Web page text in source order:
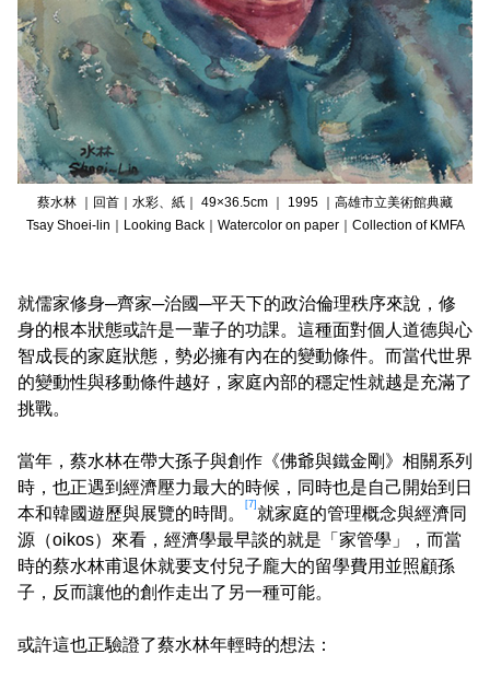
蔡水林 ｜回首｜水彩、紙｜ 49×36.5cm ｜ 1995 ｜高雄市立美術館典藏
Tsay Shoei-lin｜Looking Back｜Watercolor on paper｜Collection of KMFA
就儒家修身─齊家─治國─平天下的政治倫理秩序來說，修
身的根本狀態或許是一輩子的功課。這種面對個人道德與心
智成長的家庭狀態，勢必擁有內在的變動條件。而當代世界
的變動性與移動條件越好，家庭內部的穩定性就越是充滿了
挑戰。
當年，蔡水林在帶大孫子與創作《佛爺與鐵金剛》相關系列
時，也正遇到經濟壓力最大的時候，同時也是自己開始到日
本和韓國遊歷與展覽的時間。
[7] 就家庭的管理概念與經濟同
源（oikos）來看，經濟學最早談的就是「家管學」，而當
時的蔡水林甫退休就要支付兒子龐大的留學費用並照顧孫
子，反而讓他的創作走出了另一種可能。
或許這也正驗證了蔡水林年輕時的想法：